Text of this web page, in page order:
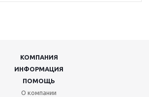
КОМПАНИЯ
ИНФОРМАЦИЯ
ПОМОЩЬ
О компании